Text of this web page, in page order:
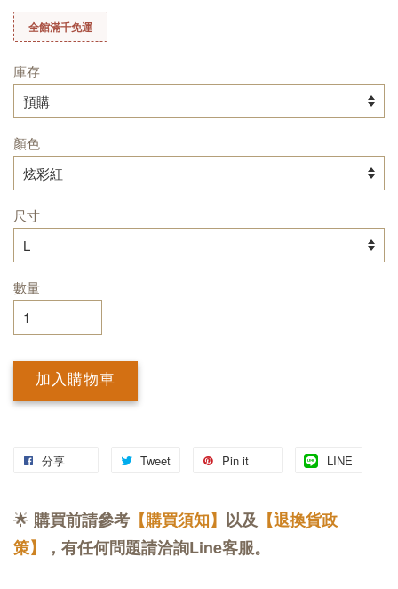
全館滿千免運
庫存
顏色
尺寸
數量
加入購物車
分享 Tweet Pin it LINE
🌟 購買前請參考 【購買須知】 以及 【退換貨政
策】
，有任何問題請洽詢Line客服。